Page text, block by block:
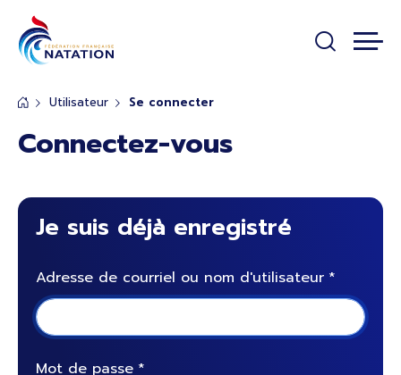
Utilisateur Se connecter
Connectez-vous
Je suis déjà enregistré
Adresse de courriel ou nom d'utilisateur
Mot de passe
Panneau de gestion des cookies